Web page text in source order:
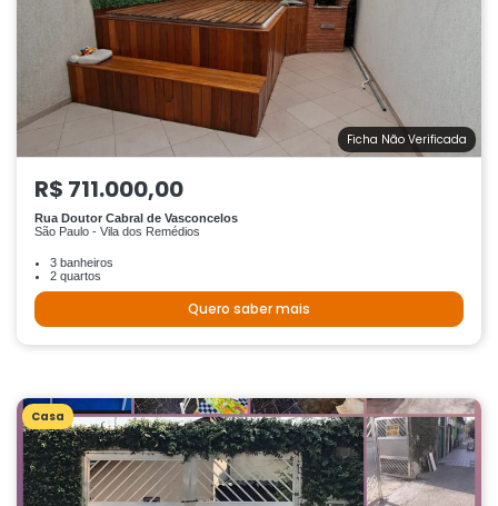
Ficha Não Verificada
R$ 711.000,00
Rua Doutor Cabral de Vasconcelos
São Paulo - Vila dos Remédios
3 banheiros
2 quartos
Quero saber mais
Casa